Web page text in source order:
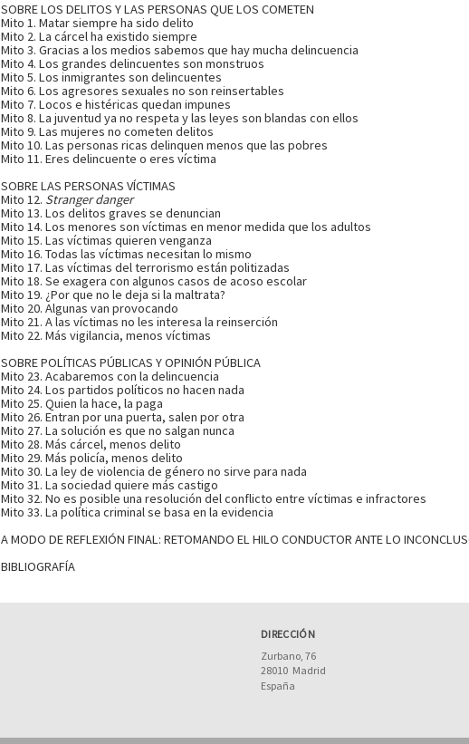
SOBRE LOS DELITOS Y LAS PERSONAS QUE LOS COMETEN
Mito 1. Matar siempre ha sido delito
Mito 2. La cárcel ha existido siempre
Mito 3. Gracias a los medios sabemos que hay mucha delincuencia
Mito 4. Los grandes delincuentes son monstruos
Mito 5. Los inmigrantes son delincuentes
Mito 6. Los agresores sexuales no son reinsertables
Mito 7. Locos e histéricas quedan impunes
Mito 8. La juventud ya no respeta y las leyes son blandas con ellos
Mito 9. Las mujeres no cometen delitos
Mito 10. Las personas ricas delinquen menos que las pobres
Mito 11. Eres delincuente o eres víctima
SOBRE LAS PERSONAS VÍCTIMAS
Mito 12. Stranger danger
Mito 13. Los delitos graves se denuncian
Mito 14. Los menores son víctimas en menor medida que los adultos
Mito 15. Las víctimas quieren venganza
Mito 16. Todas las víctimas necesitan lo mismo
Mito 17. Las víctimas del terrorismo están politizadas
Mito 18. Se exagera con algunos casos de acoso escolar
Mito 19. ¿Por que no le deja si la maltrata?
Mito 20. Algunas van provocando
Mito 21. A las víctimas no les interesa la reinserción
Mito 22. Más vigilancia, menos víctimas
SOBRE POLÍTICAS PÚBLICAS Y OPINIÓN PÚBLICA
Mito 23. Acabaremos con la delincuencia
Mito 24. Los partidos políticos no hacen nada
Mito 25. Quien la hace, la paga
Mito 26. Entran por una puerta, salen por otra
Mito 27. La solución es que no salgan nunca
Mito 28. Más cárcel, menos delito
Mito 29. Más policía, menos delito
Mito 30. La ley de violencia de género no sirve para nada
Mito 31. La sociedad quiere más castigo
Mito 32. No es posible una resolución del conflicto entre víctimas e infractores
Mito 33. La política criminal se basa en la evidencia
A MODO DE REFLEXIÓN FINAL: RETOMANDO EL HILO CONDUCTOR ANTE LO
BIBLIOGRAFÍA
DIRECCIÓN
Zurbano, 76
28010 Madrid
España